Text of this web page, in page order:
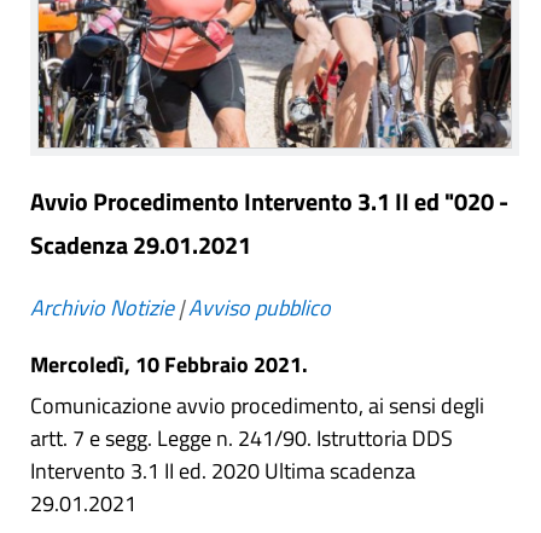
Avvio Procedimento Intervento 3.1 II ed "020 -
Scadenza 29.01.2021
Archivio Notizie|Avviso pubblico
Mercoledì, 10 Febbraio 2021.
Comunicazione avvio procedimento, ai sensi degli
artt. 7 e segg. Legge n. 241/90. Istruttoria DDS
Intervento 3.1 II ed. 2020 Ultima scadenza
29.01.2021